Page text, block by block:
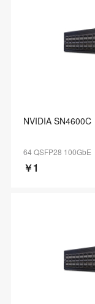
NVIDIA SN4600C
64 QSFP28 100GbE
￥1